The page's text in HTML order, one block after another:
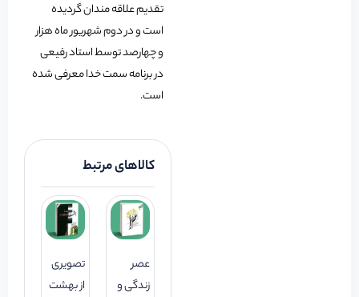
تقدیم علاقه مندان گردیده
است و در دوم شهریور ماه هزار
و چهارصد توسط استاد رفیعی
در برنامه سمت خدا معرفی شده
است.
کالاهای مرتبط
عصر
زندگی و
تصویری
از بهشت